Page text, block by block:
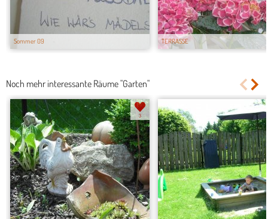
Sommer 09 TERRASSE
Noch mehr interessante Räume "Garten"
3